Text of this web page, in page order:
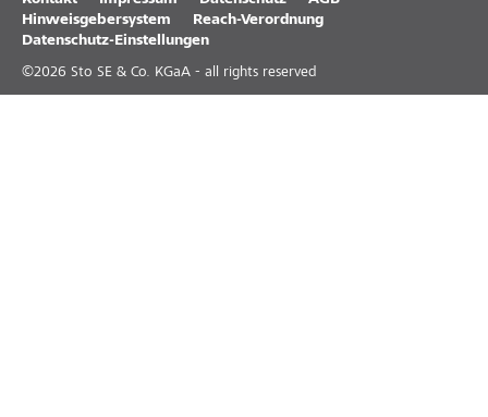
Hinweisgebersystem
Reach-Verordnung
Datenschutz-Einstellungen
©2026 Sto SE & Co. KGaA - all rights reserved